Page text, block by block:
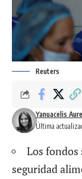
Reuters
Última
Yanuacelis
Los fondos
seguridad